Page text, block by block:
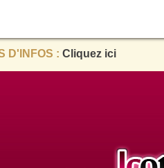
D'INFOS : Cliquez ici